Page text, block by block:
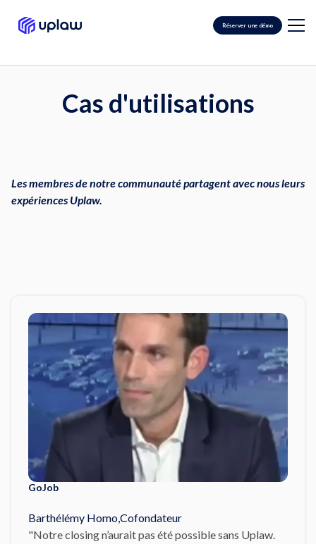
Réserver une démo
Cas d'utilisations
Les membres de notre communauté partagent avec nous leurs
expériences Uplaw.
GoJob
Barthélémy Homo,Cofondateur
"Notre closing n’aurait pas été possible sans Uplaw.